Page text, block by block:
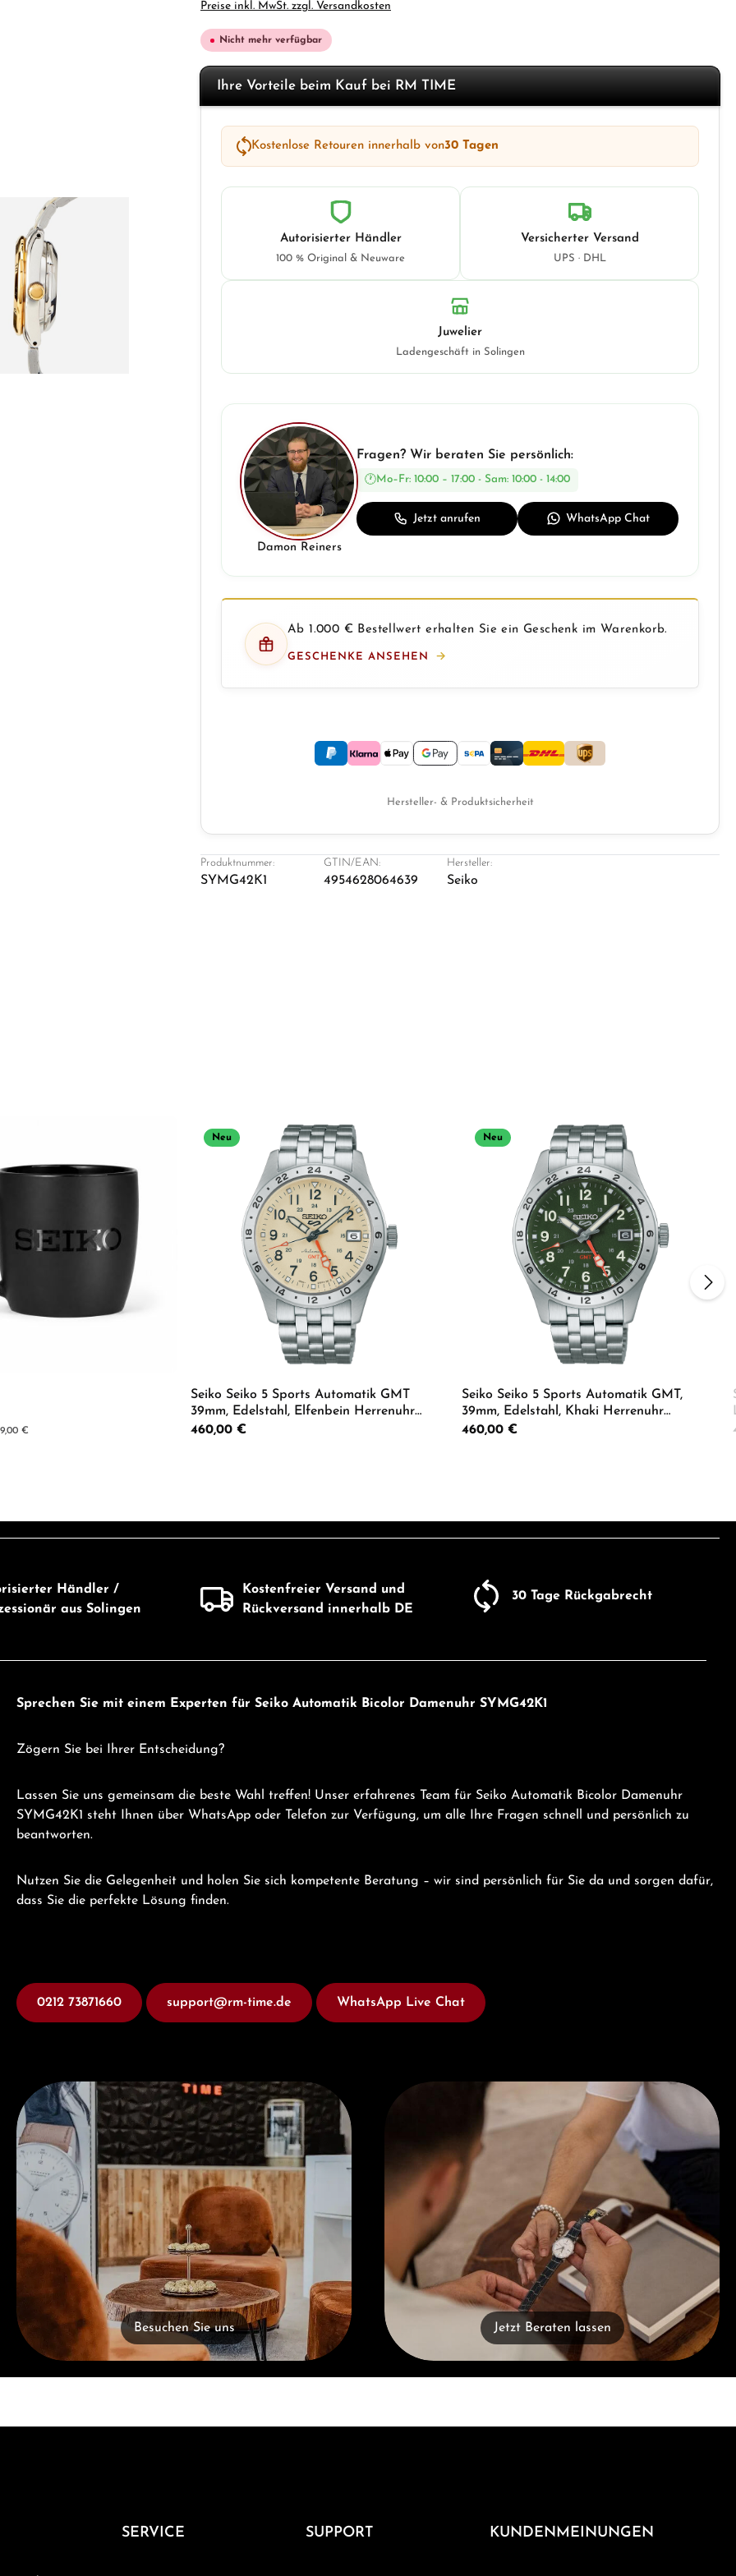
Preise inkl. MwSt. zzgl. Versandkosten
Nicht mehr verfügbar
Ihre Vorteile beim Kauf bei RM TIME
Kostenlose Retouren innerhalb von30 Tagen
Autorisierter Händler
100 % Original & Neuware
Versicherter Versand
UPS · DHL
Juwelier
Ladengeschäft in Solingen
Damon Reiners
Fragen? Wir beraten Sie persönlich:
Mo–Fr: 10:00 – 17:00 - Sam: 10:00 - 14:00
Jetzt anrufen WhatsApp Chat
Ab 1.000 € Bestellwert erhalten Sie ein Geschenk im Warenkorb.
GESCHENKE ANSEHEN
Hersteller- & Produktsicherheit
Produktnummer:
SYMG42K1
GTIN/EAN:
4954628064639
Hersteller:
Seiko
Preis:
€
Neu
Seiko Seiko 5 Sports Automatik GMT
39mm, Edelstahl, Elfenbein Herrenuhr
HDB002K1
Regulärer Preis:
460,00 €
Neu
Seiko Seiko 5 Sports Automatik GMT,
39mm, Edelstahl, Khaki Herrenuhr
HDB001K1
Regulärer Preis:
460,00 €
Händler /
aus Solingen
Kostenfreier Versand und
Rückversand innerhalb DE
30 Tage Rückgabrecht
Sprechen Sie mit einem Experten für Seiko Automatik Bicolor Damenuhr SYMG42K1
Zögern Sie bei Ihrer Entscheidung?
Lassen Sie uns gemeinsam die beste Wahl treffen! Unser erfahrenes Team für Seiko Automatik Bicolor Damenuhr
SYMG42K1 steht Ihnen über WhatsApp oder Telefon zur Verfügung, um alle Ihre Fragen schnell und persönlich zu
beantworten.
Nutzen Sie die Gelegenheit und holen Sie sich kompetente Beratung – wir sind persönlich für Sie da und sorgen dafür,
dass Sie die perfekte Lösung finden.
0212 73871660 support@rm-time.de WhatsApp Live Chat
Besuchen Sie uns
Besuchen Sie uns
Jetzt Beraten lassen
Jetzt Beraten lassen
SERVICE SUPPORT KUNDENMEINUNGEN